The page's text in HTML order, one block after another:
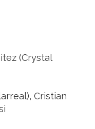
(Crystal
Cristian